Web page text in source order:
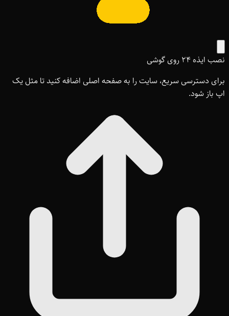
نصب ایذه ۲۴ روی گوشی
برای دسترسی سریع، سایت را به صفحه اصلی اضافه کنید تا مثل یک
اپ باز شود.